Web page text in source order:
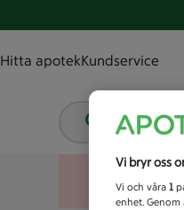
Hitta apotekKundservice
Vad letar
Vi bryr oss
Vi och våra 1
enhet.